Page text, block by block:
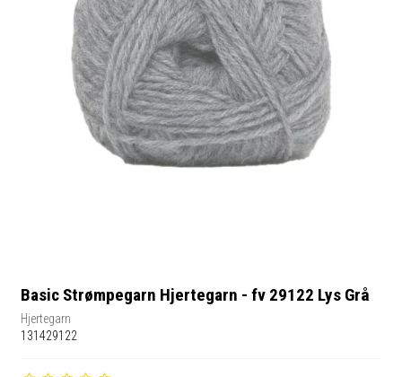
Basic Strømpegarn Hjertegarn - fv 29122 Lys Grå
Hjertegarn
131429122